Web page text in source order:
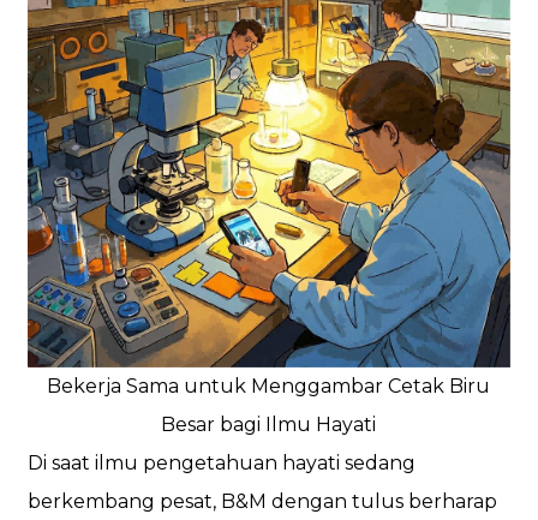
Bekerja Sama untuk Menggambar Cetak Biru
Besar bagi Ilmu Hayati
Di saat ilmu pengetahuan hayati sedang
berkembang pesat, B&M dengan tulus berharap